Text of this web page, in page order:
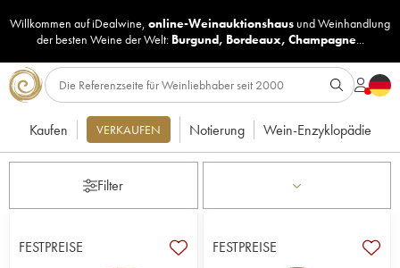
Willkommen auf iDealwine, online-Weinauktionshaus undWeinhandlung
der besten Weine der Welt: Burgund, Bordeaux, Champagne...
Kaufen VERKAUFEN Notierung Wein-Enzyklopädie
Filter
FESTPREISE FESTPREISE